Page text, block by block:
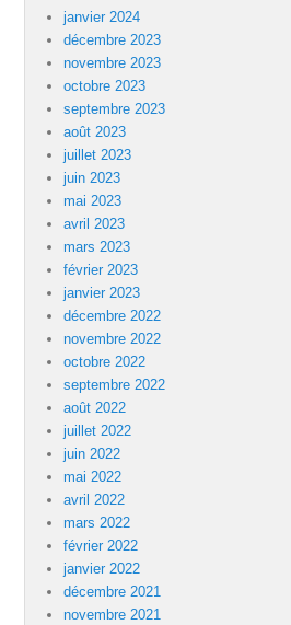
janvier 2024
décembre 2023
novembre 2023
octobre 2023
septembre 2023
août 2023
juillet 2023
juin 2023
mai 2023
avril 2023
mars 2023
février 2023
janvier 2023
décembre 2022
novembre 2022
octobre 2022
septembre 2022
août 2022
juillet 2022
juin 2022
mai 2022
avril 2022
mars 2022
février 2022
janvier 2022
décembre 2021
novembre 2021